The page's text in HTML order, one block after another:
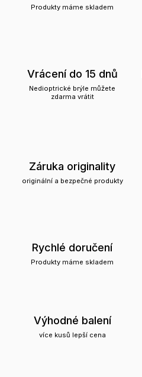
Produkty máme skladem
Vrácení do 15 dnů
Nedioptrické brýle můžete
zdarma vrátit
Záruka originality
originální a bezpečné produkty
Rychlé doručení
Produkty máme skladem
Výhodné balení
více kusů lepší cena